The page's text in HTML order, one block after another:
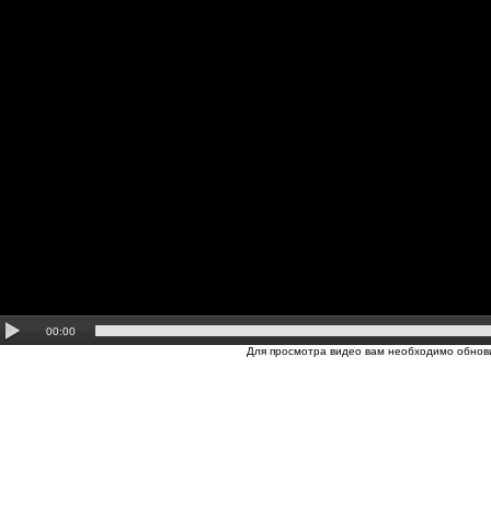
00:00
Для просмотра видео вам необходимо